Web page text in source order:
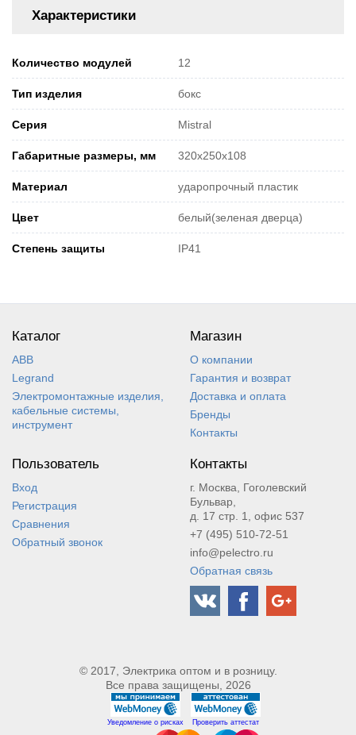
Характеристики
Количество модулей 12
Тип изделия бокс
Серия Mistral
Габаритные размеры, мм 320x250x108
Материал ударопрочный пластик
Цвет белый(зеленая дверца)
Степень защиты IP41
Каталог
ABB
Legrand
Электромонтажные изделия,
кабельные системы,
инструмент
Магазин
О компании
Гарантия и возврат
Доставка и оплата
Бренды
Контакты
Пользователь
Вход
Регистрация
Сравнения
Обратный звонок
Контакты
г. Москва, Гоголевский
Бульвар,
д. 17 стр. 1, офис 537
+7 (495) 510-72-51
info@pelectro.ru
Обратная связь
© 2017, Электрика оптом и в розницу.
Все права защищены, 2026
Уведомление о рисках Проверить аттестат